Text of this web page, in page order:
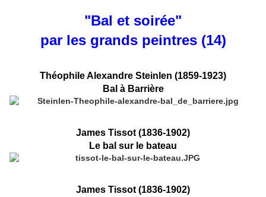
"Bal et soirée"
par les grands peintres (14)
Théophile Alexandre Steinlen (1859-1923)
Bal à Barrière
James Tissot (1836-1902)
Le bal sur le bateau
James Tissot (1836-1902)